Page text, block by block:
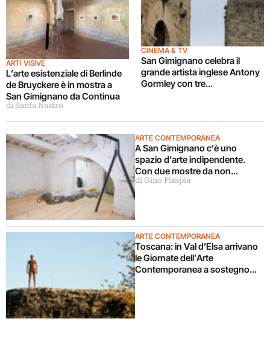
ARTI VISIVE
L’arte esistenziale di Berlinde
de Bruyckere è in mostra a
San Gimignano da Continua
di Santa Nastro
CINEMA & TV
San Gimignano celebra il
grande artista inglese Antony
Gormley con tre
ARTE CONTEMPORANEA
A San Gimignano c’è uno
spazio d’arte indipendente.
Con due mostre da non
perdere
di Gino Pisapia
ARTE CONTEMPORANEA
Toscana: in Val d’Elsa arrivano
le Giornate dell’Arte
Contemporanea a sostegno